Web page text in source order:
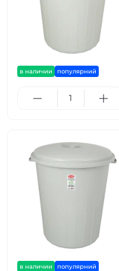
в наличии популярний
в наличии популярний